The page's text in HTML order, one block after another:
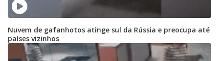
Nuvem de gafanhotos atinge sul da Rússia e preocupa até
países vizinhos